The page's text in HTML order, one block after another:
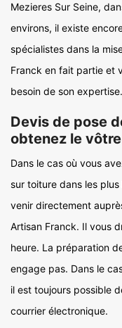
Mezieres Sur Seine,
environs, il existe
spécialistes dans la
Franck en fait partie et
besoin de son expertise.
Devis de pose
obtenez le vôtre
Dans le cas où vous
sur toiture dans les
venir directement
Artisan Franck. Il vous
heure. La préparation
engage pas. Dans le
il est toujours possible
courrier électronique.